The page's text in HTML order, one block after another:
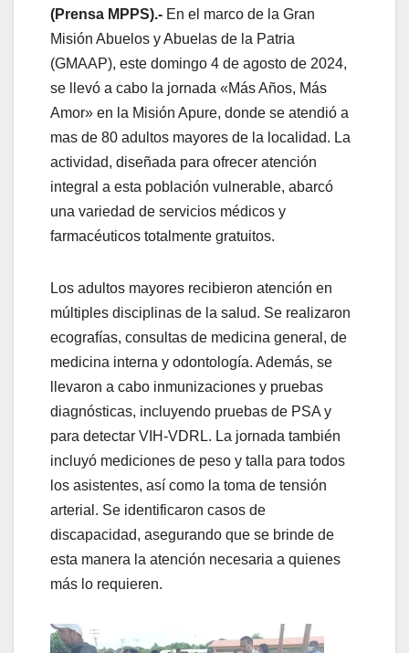
(Prensa MPPS).- En el marco de la Gran
Misión Abuelos y Abuelas de la Patria
(GMAAP), este domingo 4 de agosto de 2024,
se llevó a cabo la jornada «Más Años, Más
Amor» en la Misión Apure, donde se atendió a
mas de 80 adultos mayores de la localidad. La
actividad, diseñada para ofrecer atención
integral a esta población vulnerable, abarcó
una variedad de servicios médicos y
farmacéuticos totalmente gratuitos.
Los adultos mayores recibieron atención en
múltiples disciplinas de la salud. Se realizaron
ecografías, consultas de medicina general, de
medicina interna y odontología. Además, se
llevaron a cabo inmunizaciones y pruebas
diagnósticas, incluyendo pruebas de PSA y
para detectar VIH-VDRL. La jornada también
incluyó mediciones de peso y talla para todos
los asistentes, así como la toma de tensión
arterial. Se identificaron casos de
discapacidad, asegurando que se brinde de
esta manera la atención necesaria a quienes
más lo requieren.